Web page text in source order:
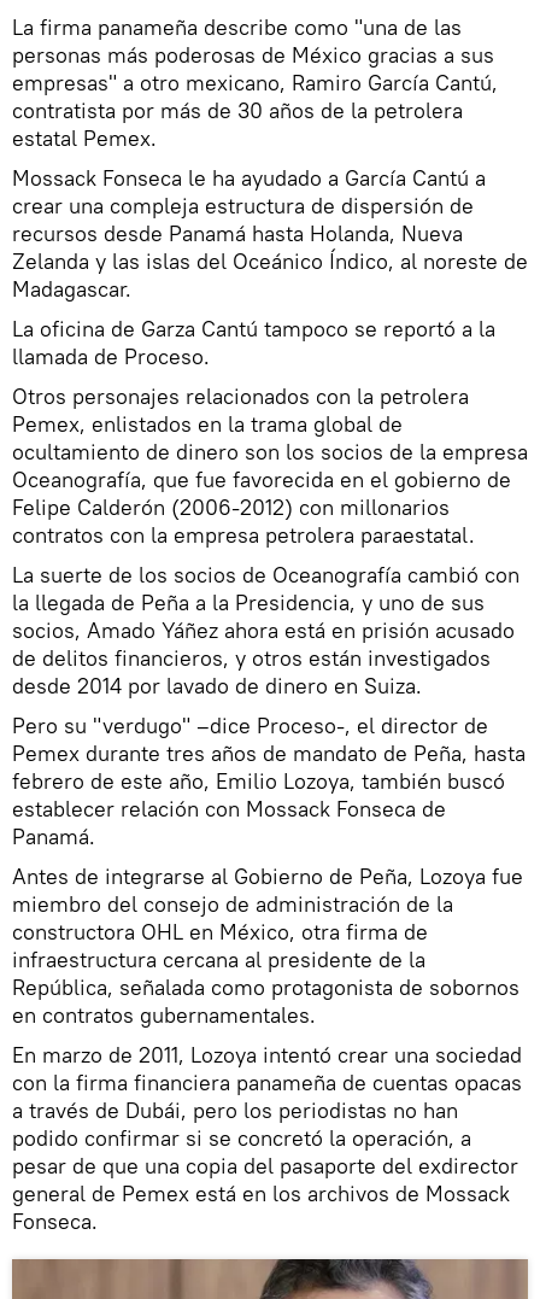
La firma panameña describe como "una de las
personas más poderosas de México gracias a sus
empresas" a otro mexicano, Ramiro García Cantú,
contratista por más de 30 años de la petrolera
estatal Pemex.
Mossack Fonseca le ha ayudado a García Cantú a
crear una compleja estructura de dispersión de
recursos desde Panamá hasta Holanda, Nueva
Zelanda y las islas del Oceánico Índico, al noreste de
Madagascar.
La oficina de Garza Cantú tampoco se reportó a la
llamada de Proceso.
Otros personajes relacionados con la petrolera
Pemex, enlistados en la trama global de
ocultamiento de dinero son los socios de la empresa
Oceanografía, que fue favorecida en el gobierno de
Felipe Calderón (2006-2012) con millonarios
contratos con la empresa petrolera paraestatal.
La suerte de los socios de Oceanografía cambió con
la llegada de Peña a la Presidencia, y uno de sus
socios, Amado Yáñez ahora está en prisión acusado
de delitos financieros, y otros están investigados
desde 2014 por lavado de dinero en Suiza.
Pero su "verdugo" –dice Proceso-, el director de
Pemex durante tres años de mandato de Peña, hasta
febrero de este año, Emilio Lozoya, también buscó
establecer relación con Mossack Fonseca de
Panamá.
Antes de integrarse al Gobierno de Peña, Lozoya fue
miembro del consejo de administración de la
constructora OHL en México, otra firma de
infraestructura cercana al presidente de la
República, señalada como protagonista de sobornos
en contratos gubernamentales.
En marzo de 2011, Lozoya intentó crear una sociedad
con la firma financiera panameña de cuentas opacas
a través de Dubái, pero los periodistas no han
podido confirmar si se concretó la operación, a
pesar de que una copia del pasaporte del exdirector
general de Pemex está en los archivos de Mossack
Fonseca.